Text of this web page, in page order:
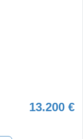
13.200 €